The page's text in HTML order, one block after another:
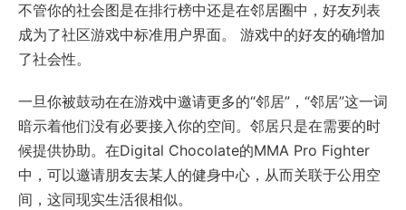
不管你的社会图是在排行榜中还是在邻居圈中，好友列表
成为了社区游戏中标准用户界面。 游戏中的好友的确增加
了社会性。
一旦你被鼓动在在游戏中邀请更多的“邻居”，“邻居”这一词
暗示着他们没有必要接入你的空间。邻居只是在需要的时
候提供协助。在Digital Chocolate的MMA Pro Fighter
中，可以邀请朋友去某人的健身中心，从而关联于公用空
间，这同现实生活很相似。